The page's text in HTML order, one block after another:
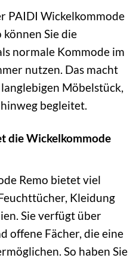
PAIDI Wickelkommode
können Sie die
normale Kommode im
nutzen. Das macht
Möbelstück,
begleitet.
die Wickelkommode
Remo bietet viel
Kleidung
Sie verfügt über
offene Fächer, die eine
So haben Sie